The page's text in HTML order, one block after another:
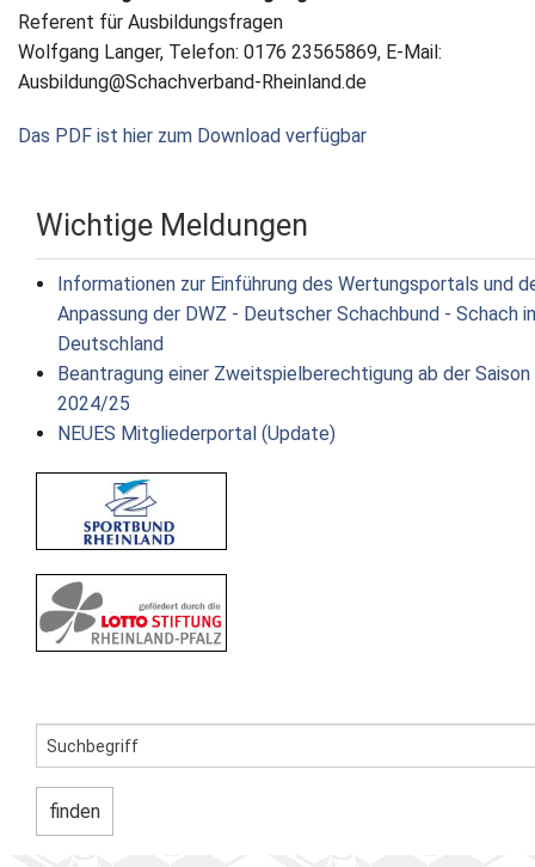
Referent für Ausbildungsfragen
Wolfgang Langer, Telefon: 0176 23565869, E-Mail:
Ausbildung@Schachverband-Rheinland.de
Das PDF ist hier zum Download verfügbar
Wichtige Meldungen
Informationen zur Einführung des Wertungsportals und
Anpassung der DWZ - Deutscher Schachbund - Schach in
Deutschland
Beantragung einer Zweitspielberechtigung ab der Saison
2024/25
NEUES Mitgliederportal (Update)